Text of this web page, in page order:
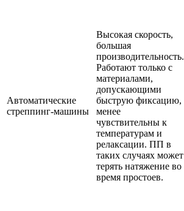
Автоматические
стреппинг-машины
Высокая скорость,
большая
производительность.
Работают только с
материалами,
допускающими
быструю фиксацию,
менее
чувствительны к
температурам и
релаксации. ПП в
таких случаях может
терять натяжение во
время простоев.